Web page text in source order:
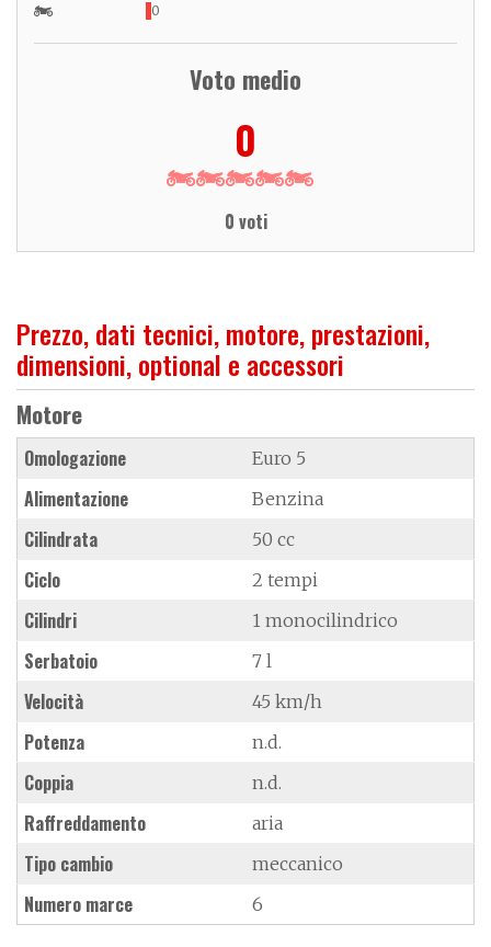
0
Voto medio
0
0 voti
Prezzo, dati tecnici, motore, prestazioni,
dimensioni, optional e accessori
Motore
Omologazione Euro 5
Alimentazione Benzina
Cilindrata 50 cc
Ciclo 2 tempi
Cilindri 1 monocilindrico
Serbatoio 7 l
Velocità 45 km/h
Potenza n.d.
Coppia n.d.
Raffreddamento aria
Tipo cambio meccanico
Numero marce 6